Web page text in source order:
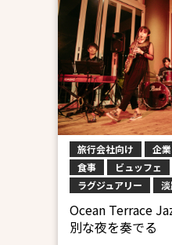
旅行会社向け
企
食事
ビュッフェ
ラグジュアリー
Ocean Terrace
別な夜を奏でる